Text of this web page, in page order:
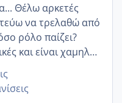
Θέλω αρκετές
ρόλο παίζει?
και είναι χαμηλή
Είχα ήδη μια
να τερματιστεί
και προσπαθώ 7